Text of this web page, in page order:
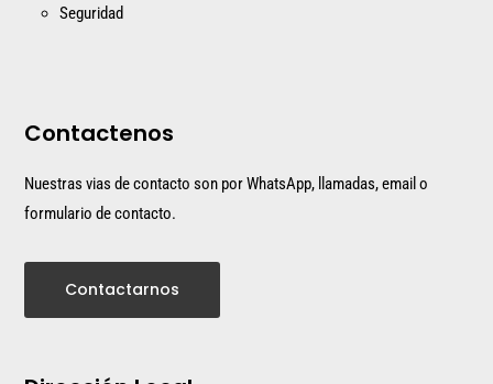
Seguridad
Contactenos
Nuestras vias de contacto son por WhatsApp, llamadas, email o
formulario de contacto.
Contactarnos